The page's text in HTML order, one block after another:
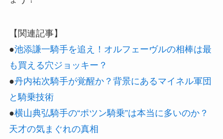
【関連記事】
●池添謙一騎手を追え！オルフェーヴルの相棒は最
も買える穴ジョッキー？
●丹内祐次騎手が覚醒か？背景にあるマイネル軍団
と騎乗技術
●横山典弘騎手の“ポツン騎乗”は本当に多いのか？
天才の気まぐれの真相